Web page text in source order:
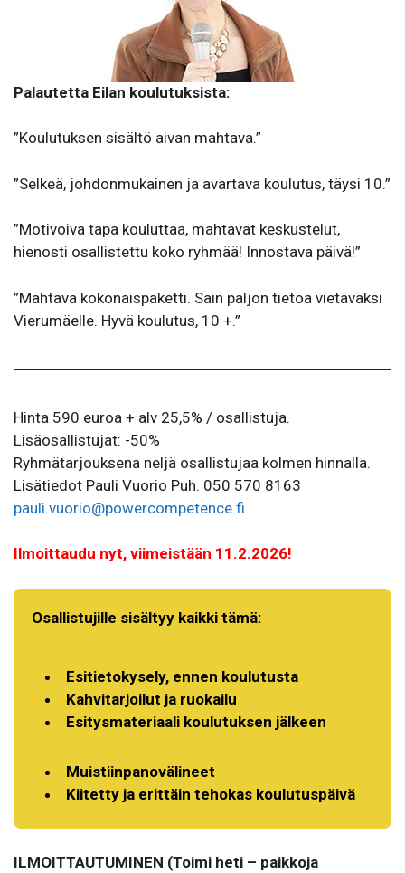
Palautetta Eilan koulutuksista:
”Koulutuksen sisältö aivan mahtava.”
”Selkeä, johdonmukainen ja avartava koulutus, täysi 10.”
”Motivoiva tapa kouluttaa, mahtavat keskustelut,
hienosti osallistettu koko ryhmää! Innostava päivä!”
”Mahtava kokonaispaketti. Sain paljon tietoa vietäväksi
Vierumäelle. Hyvä koulutus, 10 +.”
Hinta 590 euroa + alv 25,5% / osallistuja.
Lisäosallistujat: -50%
Ryhmätarjouksena neljä osallistujaa kolmen hinnalla.
Lisätiedot Pauli Vuorio Puh. 050 570 8163
pauli.vuorio@powercompetence.fi
Ilmoittaudu nyt, viimeistään 11.2.2026!
Osallistujille sisältyy kaikki tämä:
Esitietokysely, ennen koulutusta
Kahvitarjoilut ja ruokailu
Esitysmateriaali koulutuksen jälkeen
Muistiinpanovälineet
Kiitetty ja erittäin tehokas koulutuspäivä
ILMOITTAUTUMINEN (Toimi heti – paikkoja